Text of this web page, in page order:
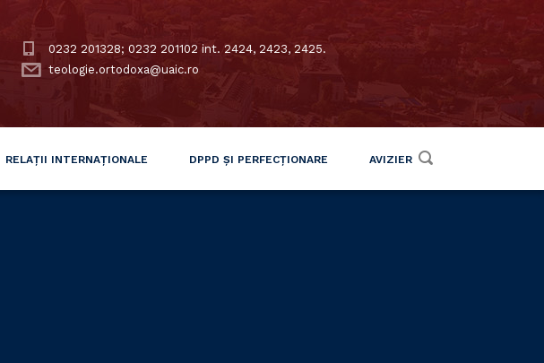
0232 201328; 0232 201102 int. 2424, 2423, 2425.
teologie.ortodoxa@uaic.ro
RELAȚII INTERNAȚIONALE DPPD ȘI PERFECȚIONARE AVIZIER